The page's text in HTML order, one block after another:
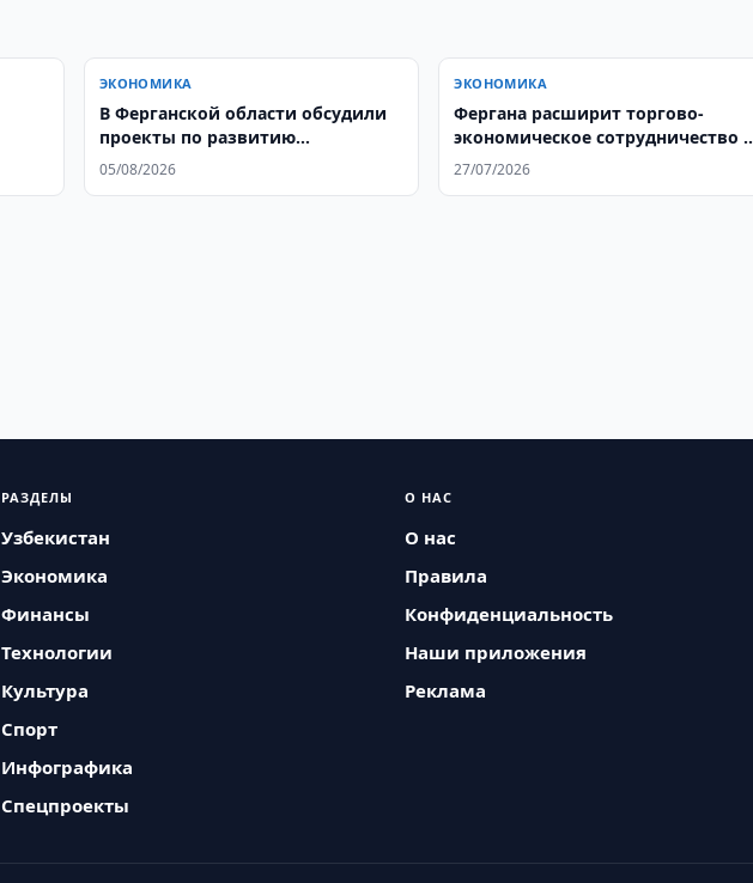
ЭКОНОМИКА
В Ферганской области обсудили
проекты по развитию
водоснабжения
05/08/2026
ЭКОНОМИКА
Фергана расширит торгово-
экономическое сотрудничество с
Афганистаном
27/07/2026
РАЗДЕЛЫ
Узбекистан
Экономика
Финансы
Технологии
Культура
Спорт
Инфографика
Спецпроекты
О НАС
О нас
Правила
Конфиденциальность
Наши приложения
Реклама